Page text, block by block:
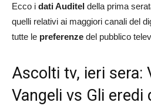
Ecco i dati Auditel della prima
quelli relativi ai maggiori canali del
tutte le preferenze del pubblico
Ascolti tv, ieri sera:
Vangeli vs Gli eredi